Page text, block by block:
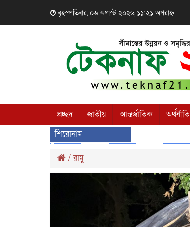
বৃহস্পতিবার, ০৬ অগাস্ট ২০২৬, ১১:২১ অপরাহ্ন
প্রচ্ছদ জাতীয় আন্তর্জাতিক অর্থনীতি
শিরোনাম
/রামু